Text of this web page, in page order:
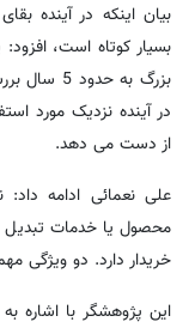
بیان اینکه در آینده
بزرگ به
در آینده نزدیک مورد
از دست می دهد.
علی نعمائی ادامه
محصول یا خدمات تبدیل
خریدار دارد. دو ویژگی
این پژوهشگر با اشاره